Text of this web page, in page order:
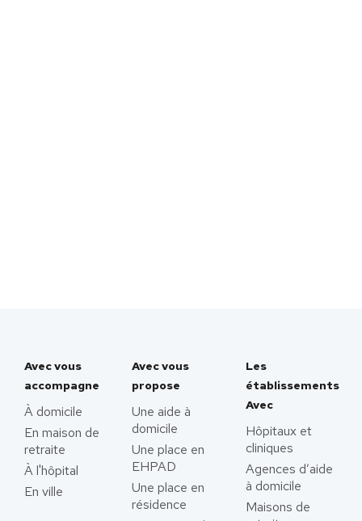
Avec vous
accompagne
À domicile
En maison de
retraite
À l'hôpital
En ville
Avec vous
propose
Une aide à
domicile
Une place en
EHPAD
Une place en
résidence
Les
établissements
Avec
Hôpitaux et
cliniques
Agences d’aide
à domicile
Maisons de